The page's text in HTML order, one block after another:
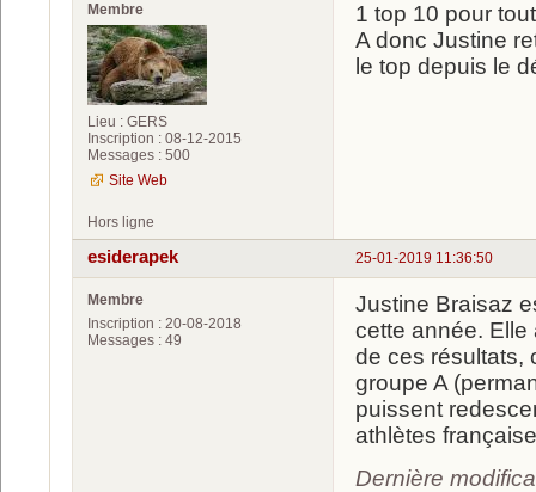
Membre
Lieu : GERS
Inscription : 08-12-2015
Messages : 500
Site Web
1 top 10 pour
A donc Justine
le top depuis le
Hors ligne
25-01-2019 11:36:50
esiderapek
Membre
Inscription : 20-08-2018
Messages : 49
Justine Braisaz
cette année. Elle
de ces résultats,
groupe A
puissent
athlètes
Dernière